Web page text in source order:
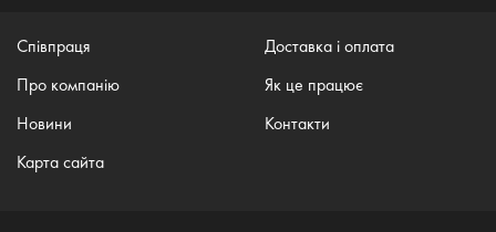
Співпраця
Про компанію
Новини
Карта сайта
Доставка і оплата
Як це працює
Контакти